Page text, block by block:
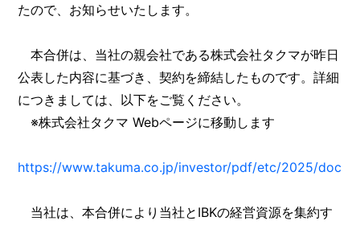
たので、お知らせいたします。
本合併は、当社の親会社である株式会社タクマが昨日
公表した内容に基づき、契約を締結したものです。詳細
につきましては、以下をご覧ください。
※株式会社タクマ Webページに移動します
https://www.takuma.co.jp/investor/pdf/etc/2025/
当社は、本合併により当社とIBKの経営資源を集約す